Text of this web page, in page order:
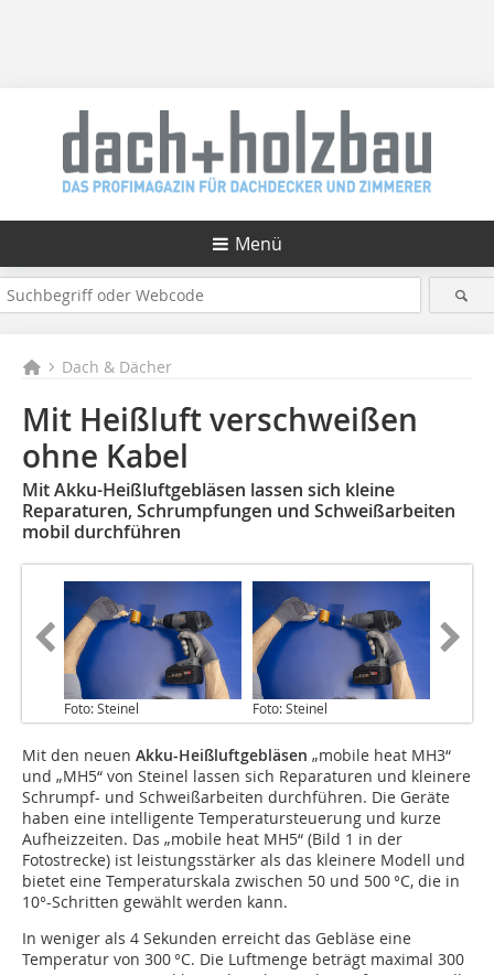
Menü
Dach & Dächer
Mit Heißluft verschweißen
ohne Kabel
Mit Akku-Heißluftgebläsen lassen sich kleine
Reparaturen, Schrumpfungen und Schweißarbeiten
mobil durchführen
Foto: Steinel Foto: Steinel
Mit den neuen Akku-Heißluftgebläsen „mobile heat MH3“
und „MH5“ von Steinel lassen sich Reparaturen und kleinere
Schrumpf- und Schweißarbeiten durchführen. Die Geräte
haben eine intelligente Temperatursteuerung und kurze
Aufheizzeiten. Das „mobile heat MH5“ (Bild 1 in der
Fotostrecke) ist leistungsstärker als das kleinere Modell und
bietet eine Temperaturskala zwischen 50 und 500 °C, die in
10°-Schritten gewählt werden kann.
In weniger als 4 Sekunden erreicht das Gebläse eine
Temperatur von 300 °C. Die Luftmenge beträgt maximal 300